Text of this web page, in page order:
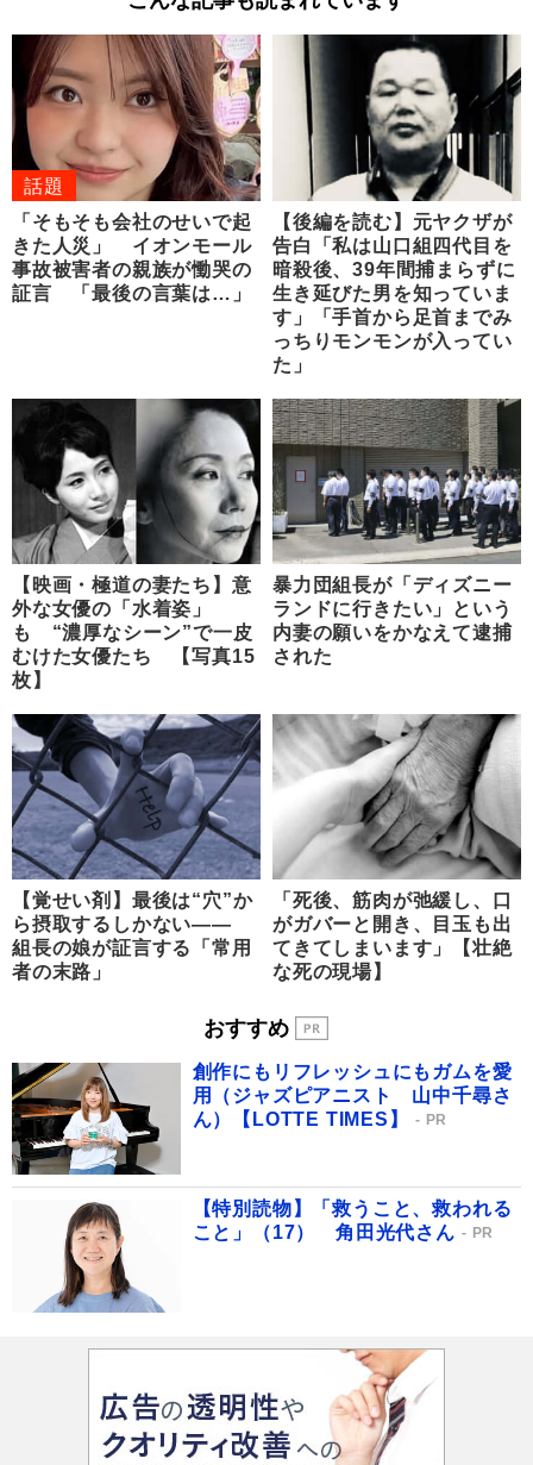
話題
「そもそも会社のせいで起
きた人災」 イオンモール
事故被害者の親族が慟哭の
証言 「最後の言葉は…」
【後編を読む】元ヤクザが
告白「私は山口組四代目を
暗殺後、39年間捕まらずに
生き延びた男を知っていま
す」「手首から足首までみ
っちりモンモンが入ってい
た」
【映画・極道の妻たち】意
外な女優の「水着姿」
も “濃厚なシーン”で一皮
むけた女優たち 【写真15
枚】
暴力団組長が「ディズニー
ランドに行きたい」という
内妻の願いをかなえて逮捕
された
【覚せい剤】最後は“穴”か
ら摂取するしかない――
組長の娘が証言する「常用
者の末路」
「死後、筋肉が弛緩し、口
がガバーと開き、目玉も出
てきてしまいます」【壮絶
な死の現場】
おすすめ
創作にもリフレッシュにもガムを愛
用（ジャズピアニスト 山中千尋さ
ん）【LOTTE TIMES】
PR
【特別読物】「救うこと、救われる
こと」（17） 角田光代さん
PR